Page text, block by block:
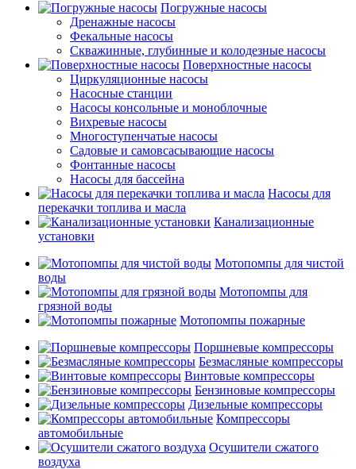
Погружные насосы
Дренажные насосы
Фекальные насосы
Скважинные, глубинные и колодезные насосы
Поверхностные насосы
Циркуляционные насосы
Насосные станции
Насосы консольные и моноблочные
Вихревые насосы
Многоступенчатые насосы
Садовые и самовсасывающие насосы
Фонтанные насосы
Насосы для бассейна
Насосы для
перекачки топлива и масла
Канализационные
установки
Мотопомпы для чистой
воды
Мотопомпы для
грязной воды
Мотопомпы пожарные
Поршневые компрессоры
Безмасляные компрессоры
Винтовые компрессоры
Бензиновые компрессоры
Дизельные компрессоры
Компрессоры
автомобильные
Осушители сжатого
воздуха